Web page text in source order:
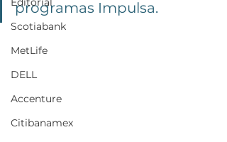
Scotiabank
MetLife
DELL
Accenture
Citibanamex
programas Impulsa.